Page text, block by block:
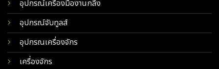
อุปกรณ์เครื่องมืองานกลึง
อุปกรณ์จับทูลส์
อุปกรณเครื่องจักร
เครื่องจักร